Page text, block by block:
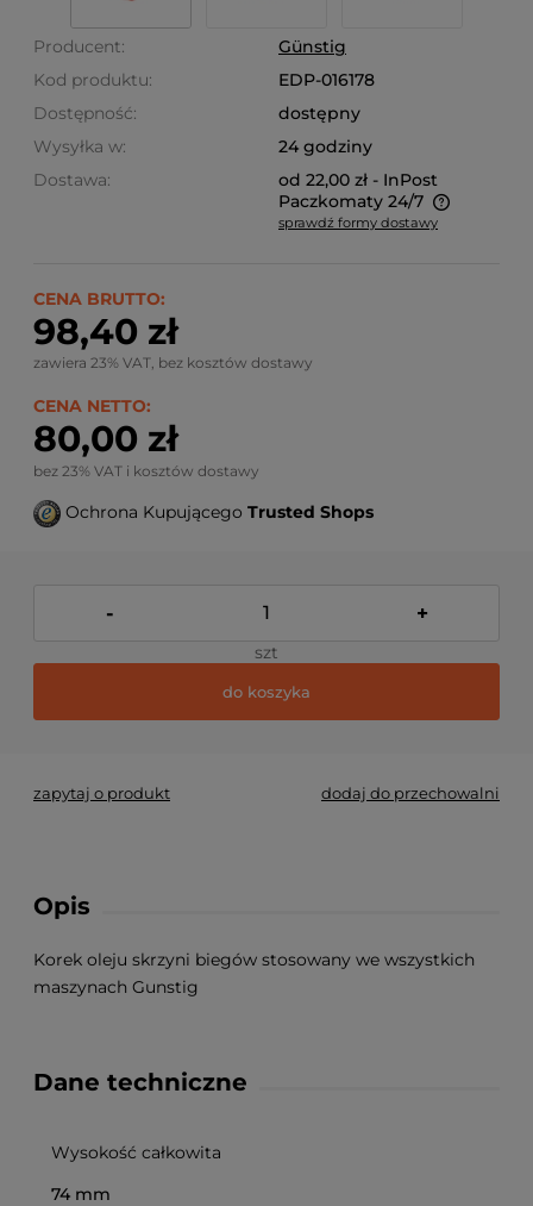
Producent:
Günstig
Kod produktu:
EDP-016178
Dostępność:
dostępny
Wysyłka w:
24 godziny
Dostawa:
od 22,00 zł - InPost
Paczkomaty 24/7
Ze względu na niestandardowe wymiary produktu,
sprawdź formy dostawy
CENA BRUTTO:
98,40 zł
zawiera 23% VAT, bez kosztów dostawy
CENA NETTO:
80,00 zł
bez 23% VAT i kosztów dostawy
Ochrona Kupującego Trusted Shops
- +
szt
do koszyka
zapytaj o produkt dodaj do przechowalni
Opis
Korek oleju skrzyni biegów stosowany we wszystkich
maszynach Gunstig
Dane techniczne
Wysokość całkowita
74 mm